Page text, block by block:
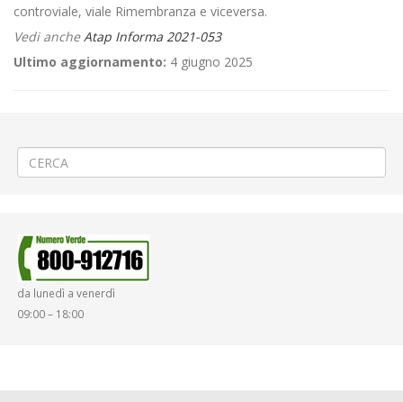
controviale, viale Rimembranza e viceversa.
Vedi ancheAtap Informa 2021-053
Ultimo aggiornamento: 4 giugno 2025
da lunedì a venerdì
09:00 – 18:00